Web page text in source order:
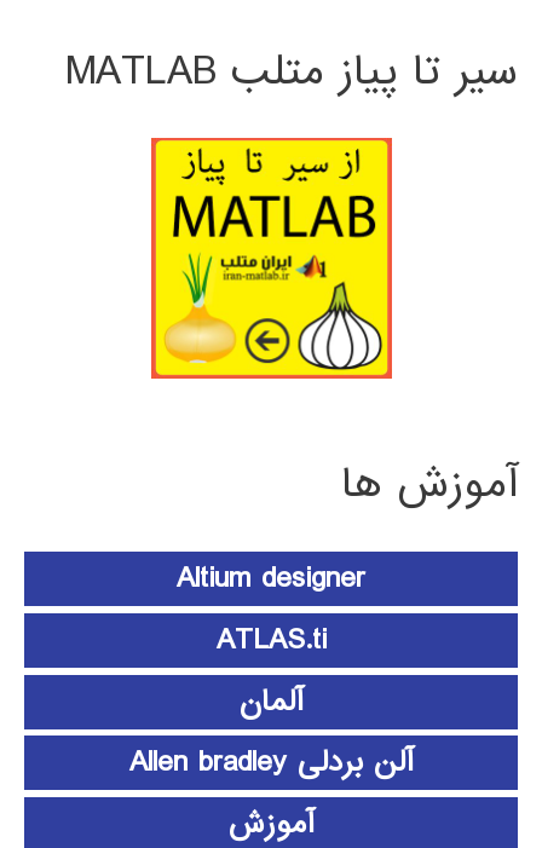
سیر تا پیاز متلب MATLAB
آموزش ها
Altium designer
ATLAS.ti
آلمان
آلن بردلی Allen bradley
آموزش